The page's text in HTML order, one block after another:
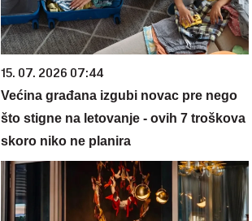
15. 07. 2026 07:44
Većina građana izgubi novac pre nego
što stigne na letovanje - ovih 7 troškova
skoro niko ne planira